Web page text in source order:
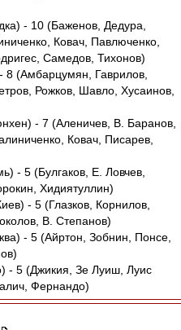
- 10 (Баженов, Дедура,
Ковач, Павлюченко,
Самедов, Тихонов)
(Амбарцумян, Гаврилов,
Рожков, Шавло, Хусаинов,
- 7 (Аленичев, В. Баранов,
Ковач, Писарев,
- 5 (Булгаков, Е. Ловчев,
Хидиятуллин)
- 5 (Глазков, Корнилов,
В. Степанов)
- 5 (Айртон, Зобнин, Понсе,
- 5 (Джикия, Зе Луиш, Луис
Фернандо)